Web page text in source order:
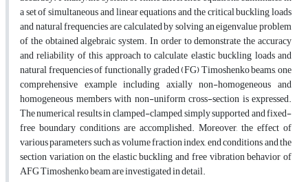
a set of simultaneous and linear equations and the critical buckling loads
and natural frequencies are calculated by solving an eigenvalue problem
of the obtained algebraic system. In order to demonstrate the accuracy
and reliability of this approach to calculate elastic buckling loads and
natural frequencies of functionally graded (FG) Timoshenko beams, one
comprehensive example including axially non-homogeneous and
homogeneous members with non-uniform cross-section is expressed.
The numerical results in clamped-clamped, simply supported and fixed-
free boundary conditions are accomplished. Moreover, the effect of
various parameters such as volume fraction index, end conditions and the
section variation on the elastic buckling and free vibration behavior of
AFG Timoshenko beam are investigated in detail.